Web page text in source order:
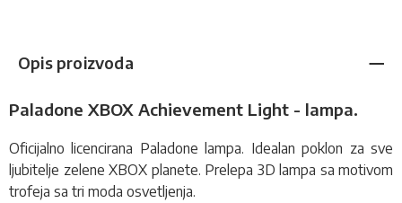
Opis proizvoda
Paladone XBOX Achievement Light - lampa.
Oficijalno licencirana Paladonelampa. Idealan poklon za sve
ljubitelje zelene XBOX planete. Prelepa 3D lampa sa motivom
trofeja sa tri moda osvetljenja.